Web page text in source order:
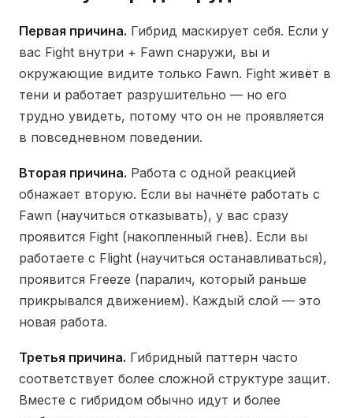
Первая причина. Гибрид маскирует себя. Если у
вас Fight внутри + Fawn снаружи, вы и
окружающие видите только Fawn. Fight живёт в
тени и работает разрушительно — но его
трудно увидеть, потому что он не проявляется
в повседневном поведении.
Вторая причина. Работа с одной реакцией
обнажает вторую. Если вы начнёте работать с
Fawn (научиться отказывать), у вас сразу
проявится Fight (накопленный гнев). Если вы
работаете с Flight (научиться останавливаться),
проявится Freeze (паралич, который раньше
прикрывался движением). Каждый слой — это
новая работа.
Третья причина. Гибридный паттерн часто
соответствует более сложной структуре защит.
Вместе с гибридом обычно идут и более